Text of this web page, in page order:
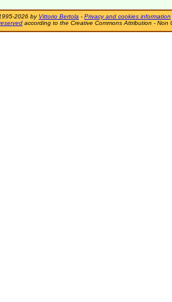
2026 by Vittorio Bertola - Privacy and cookies information
according to the Creative Commons Attribution - Non